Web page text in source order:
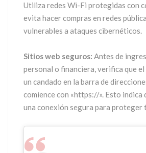
Utiliza redes Wi-Fi protegidas con
evita hacer compras en redes
vulnerables a ataques cibernéticos.
Sitios web seguros: Antes de
personal o financiera, verifica que
un candado en la barra de
comience con «https://». Esto
una conexión segura para proteger